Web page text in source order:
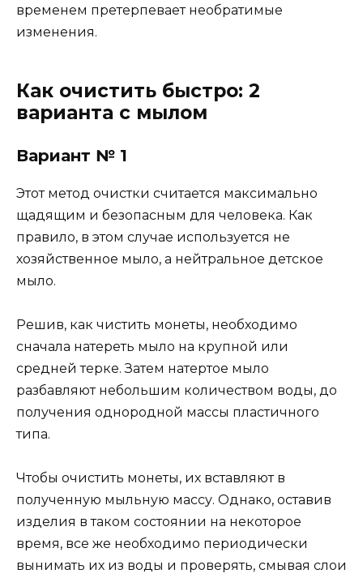
временем претерпевает необратимые
изменения.
Как очистить быстро: 2
варианта с мылом
Вариант № 1
Этот метод очистки считается максимально
щадящим и безопасным для человека. Как
правило, в этом случае используется не
хозяйственное мыло, а нейтральное детское
мыло.
Решив, как чистить монеты, необходимо
сначала натереть мыло на крупной или
средней терке. Затем натертое мыло
разбавляют небольшим количеством воды, до
получения однородной массы пластичного
типа.
Чтобы очистить монеты, их вставляют в
полученную мыльную массу. Однако, оставив
изделия в таком состоянии на некоторое
время, все же необходимо периодически
вынимать их из воды и проверять, смывая слои